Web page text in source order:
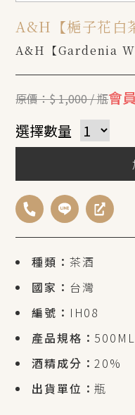
A&H【梔子花白
A&H【Gardenia
種類： 茶酒
國家： 台灣
編號： IH08
產品規格： 500ML
酒精成分：20%
出貨單位：瓶
原價：$ 1,000 / 瓶會
選擇數量